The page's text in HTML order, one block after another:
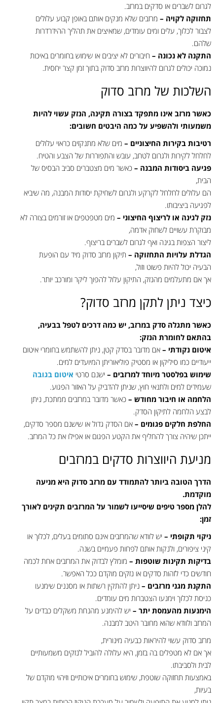
לגרום לשברים או סדקים במרזב.
תחזוקה לקויה – מרזבים שלא מנקים אותם באופן קבוע עלולים
לצבור לכלוך, עלים ומים עומדים, שמאיצים את תהליך ההידרדרות
שלהם.
התקנה לא נכונה – חיבורים לא יציבים או שימוש בחומרים באיכות
נמוכה יכולים לגרום להיווצרות מרזב סדוק בתוך זמן קצר יחסית.
השלכות של מרזב סדוק
כאשר מרזב אינו מתפקד בצורה תקינה, הנזק עשוי להיות
משמעותי ולהשפיע על כמה היבטים חשובים:
רטיבות בקירות החיצוניים – מים שלא מתנקזים כראוי עלולים
לחלחל לקירות ולגרום לטחב, עובש והתפוררות של הצבע והטיח.
פגיעה ביסודות המבנה – כאשר מים מצטברים סביב הבסיס של
הבית,
הם עלולים לחלחל לקרקע ולגרום לשחיקת יסודות המבנה, מה שיביא
לפגיעה ביציבותו.
נזק לגינה או לריצוף החיצוני – מים מטפטפים או זורמים בצורה לא
מבוקרת עשויים לשחוק אדמה,
ליצור הצפות בגינה ואף לגרום לשברים בריצוף.
הגדלת עלויות התחזוקה – תיקון מרזב סדוק מיד עם הופעת
הבעיה יכול להיות פשוט וזול,
אך אם מתעלמים מהנזק, התיקון עלול להפוך ליקר ומורכב יותר.
כיצד ניתן לתקן מרזב סדוק?
כאשר מתגלה סדק במרזב, יש כמה דרכים לטפל בבעיה,
בהתאם לחומרת הנזק:
איטום נקודתי – אם מדובר בסדק קטן, ניתן להשתמש בחומרי איטום
ייעודיים כמו סיליקון או מסטיק פוליאוריתן המיועדים למים.
שימוש בפלסטר מיוחד למרזבים – ישנם סרטי איטום בגובה
שעמידים למים ולתנאי חוץ, שניתן להדביק על האזור הפגוע.
הלחמה או חיבור מחודש – כאשר מדובר במרזבים ממתכת, ניתן
לבצע הלחמה לתיקון הסדק.
החלפת חלקים פגומים – אם הסדק גדול או שישנם מספר סדקים,
ייתכן שיהיה צורך להחליף את הקטע הפגום או אפילו את כל המרזב.
מניעת היווצרות סדקים במרזבים
הדרך הטובה ביותר להתמודד עם מרזב סדוק היא מניעה
מוקדמת.
להלן מספר טיפים שיסייעו לשמור על המרזבים תקינים לאורך
זמן:
ניקוי תקופתי – יש לוודא שהמרזבים אינם סתומים בעלים, לכלוך או
קיני ציפורים, ולנקות אותם לפחות פעמיים בשנה.
בדיקות תקינות שוטפות – מומלץ לבדוק את המרזבים אחת לכמה
חודשים כדי לזהות סדקים או נזקים מוקדם ככל האפשר.
התקנת מגני מרזבים – ניתן להתקין רשתות או מסננים שימנעו
כניסת לכלוך וימנעו הצטברות מים עומדים.
הימנעות מהעמסת יתר – יש להימנע מהנחת משקלים כבדים על
המרזב ולוודא שהוא מחובר היטב למבנה.
מרזב סדוק עשוי להיראות כבעיה מינורית,
אך אם לא מטפלים בה בזמן, היא עלולה להוביל לנזקים משמעותיים
לבית ולסביבתו.
באמצעות תחזוקה שוטפת, שימוש בחומרים איכותיים וזיהוי מוקדם של
בעיות,